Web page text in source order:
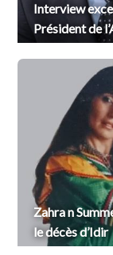
Interview
Président de
Zahra n
le décès d’Idir